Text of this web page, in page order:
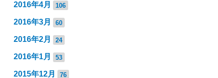
2016年4月 106
2016年3月 60
2016年2月 24
2016年1月 53
2015年12月 76